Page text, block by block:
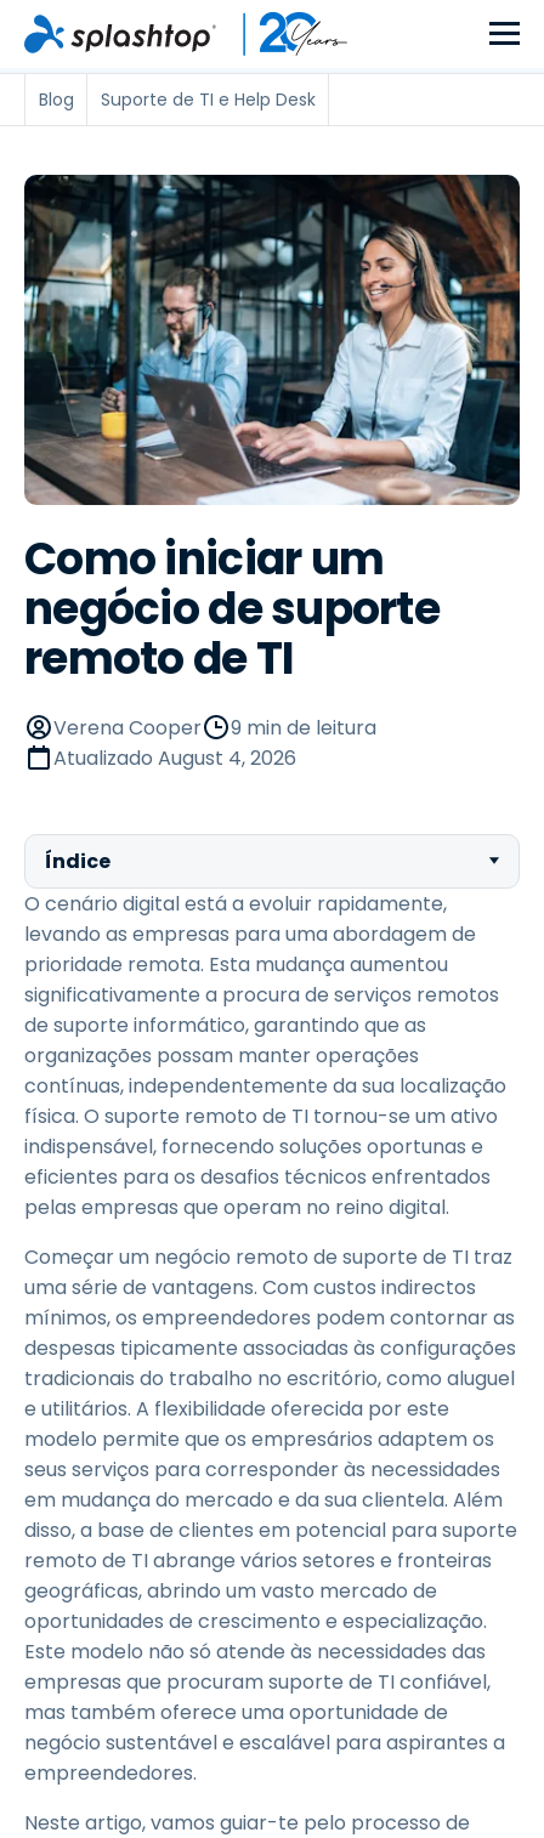
Blog Suporte de TI e Help Desk
Como iniciar um
negócio de suporte
remoto de TI
Verena Cooper
9 min de leitura
Atualizado August 4, 2026
Índice
O cenário digital está a evoluir rapidamente,
levando as empresas para uma abordagem de
prioridade remota. Esta mudança aumentou
significativamente a procura de serviços remotos
de suporte informático, garantindo que as
organizações possam manter operações
contínuas, independentemente da sua localização
física. O suporte remoto de TI tornou-se um ativo
indispensável, fornecendo soluções oportunas e
eficientes para os desafios técnicos enfrentados
pelas empresas que operam no reino digital.
Começar um negócio remoto de suporte de TI traz
uma série de vantagens. Com custos indirectos
mínimos, os empreendedores podem contornar as
despesas tipicamente associadas às configurações
tradicionais do trabalho no escritório, como aluguel
e utilitários. A flexibilidade oferecida por este
modelo permite que os empresários adaptem os
seus serviços para corresponder às necessidades
em mudança do mercado e da sua clientela. Além
disso, a base de clientes em potencial para suporte
remoto de TI abrange vários setores e fronteiras
geográficas, abrindo um vasto mercado de
oportunidades de crescimento e especialização.
Este modelo não só atende às necessidades das
empresas que procuram suporte de TI confiável,
mas também oferece uma oportunidade de
negócio sustentável e escalável para aspirantes a
empreendedores.
Neste artigo, vamos guiar-te pelo processo de